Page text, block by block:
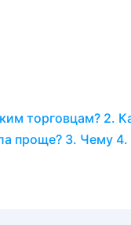
торговцам? 2.
проще? 3. Чему 4.